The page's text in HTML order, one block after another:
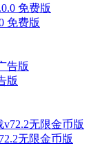
免费版
版
无限金币版